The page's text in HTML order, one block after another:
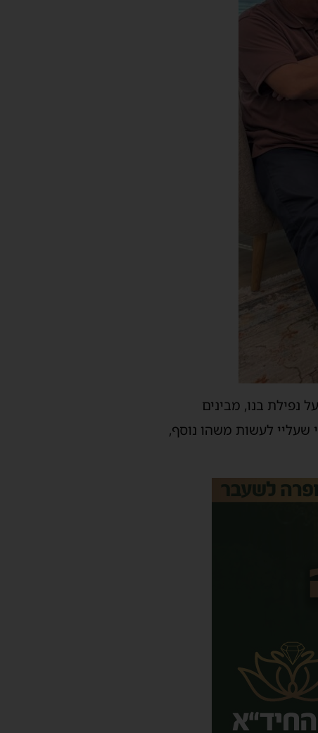
נפילת בנו, מבינים
שעליי לעשות משהו נוסף,